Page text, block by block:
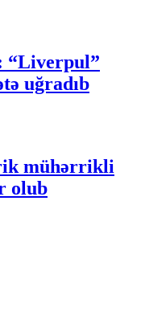
“Liverpul”
uğradıb
mühərrikli
olub